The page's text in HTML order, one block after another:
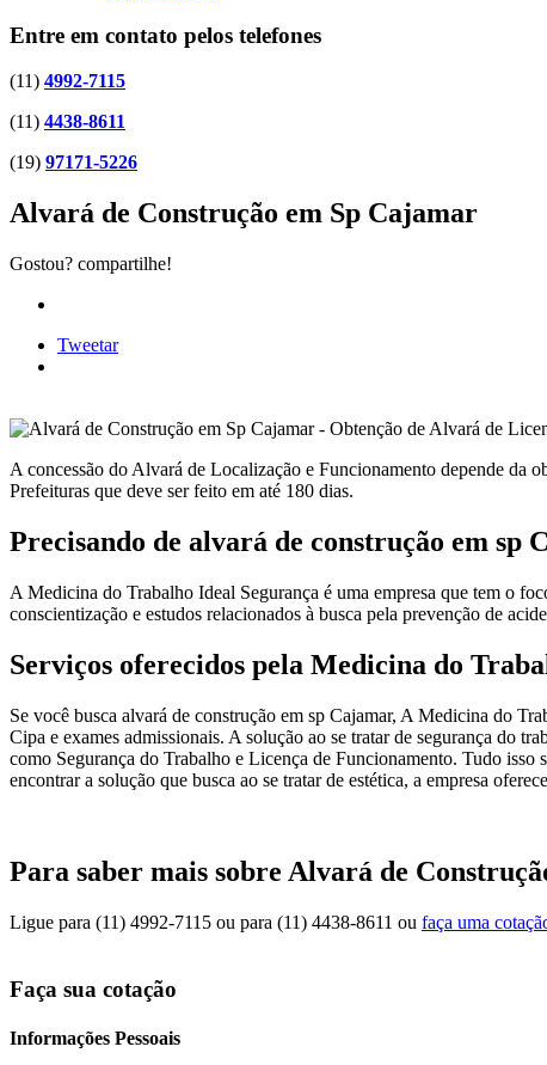
Entre em contato pelos telefones
(11) 4992-7115
(11) 4438-8611
(19) 97171-5226
Alvará de Construção em Sp Cajamar
Gostou? compartilhe!
Tweetar
A concessão do Alvará de Localização e Funcionamento depende da
Prefeituras que deve ser feito em até 180 dias.
Precisando de alvará de construção em sp
A Medicina do Trabalho Ideal Segurança é uma empresa que tem o
conscientização e estudos relacionados à busca pela prevenção de
Serviços oferecidos pela Medicina do
Se você busca alvará de construção em sp Cajamar, A Medicina do
Cipa e exames admissionais. A solução ao se tratar de segurança do
como Segurança do Trabalho e Licença de Funcionamento. Tudo
encontrar a solução que busca ao se tratar de estética, a empresa
Para saber mais sobre Alvará de
Ligue para (11) 4992-7115 ou para (11) 4438-8611 ou faça uma
Faça sua cotação
Informações Pessoais